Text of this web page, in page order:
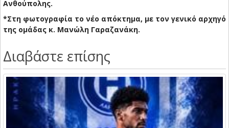
Ανθούπολης.
*Στη φωτογραφία το νέο απόκτημα, με τον γενικό αρχηγό
της ομάδας κ. Μανώλη Γαραζανάκη.
Διαβάστε επίσης